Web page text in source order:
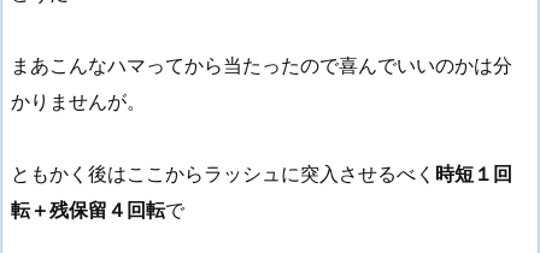
まあこんなハマってから当たったので喜んでいいのかは分
かりませんが。
ともかく後はここからラッシュに突入させるべく 時短１回
転＋残保留４回転で